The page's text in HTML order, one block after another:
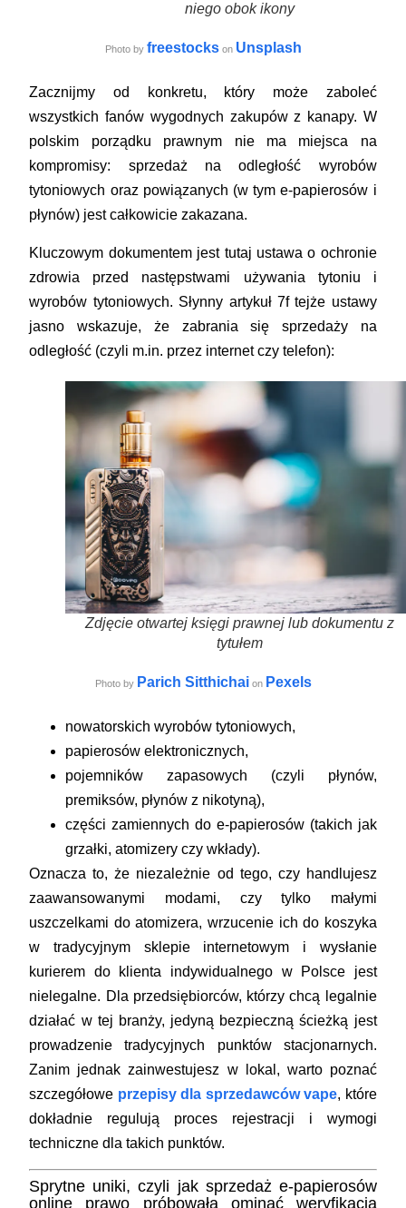
niego obok ikony
Photo by freestockson Unsplash
Zacznijmy od konkretu, który może zaboleć
wszystkich fanów wygodnych zakupów z kanapy. W
polskim porządku prawnym nie ma miejsca na
kompromisy: sprzedaż na odległość wyrobów
tytoniowych oraz powiązanych (w tym e-papierosów i
płynów) jest całkowicie zakazana.
Kluczowym dokumentem jest tutaj ustawa o ochronie
zdrowia przed następstwami używania tytoniu i
wyrobów tytoniowych. Słynny artykuł 7f tejże ustawy
jasno wskazuje, że zabrania się sprzedaży na
odległość (czyli m.in. przez internet czy telefon):
Zdjęcie otwartej księgi prawnej lub dokumentu z
tytułem
Photo by Parich Sitthichai on Pexels
nowatorskich wyrobów tytoniowych,
papierosów elektronicznych,
pojemników zapasowych (czyli płynów,
premiksów, płynów z nikotyną),
części zamiennych do e-papierosów (takich jak
grzałki, atomizery czy wkłady).
Oznacza to, że niezależnie od tego, czy handlujesz
zaawansowanymi modami, czy tylko małymi
uszczelkami do atomizera, wrzucenie ich do koszyka
w tradycyjnym sklepie internetowym i wysłanie
kurierem do klienta indywidualnego w Polsce jest
nielegalne. Dla przedsiębiorców, którzy chcą legalnie
działać w tej branży, jedyną bezpieczną ścieżką jest
prowadzenie tradycyjnych punktów stacjonarnych.
Zanim jednak zainwestujesz w lokal, warto poznać
szczegółowe przepisy dla sprzedawców vape, które
dokładnie regulują proces rejestracji i wymogi
techniczne dla takich punktów.
Sprytne uniki, czyli jak sprzedaż e-papierosów
online prawo próbowała ominąć weryfikacją